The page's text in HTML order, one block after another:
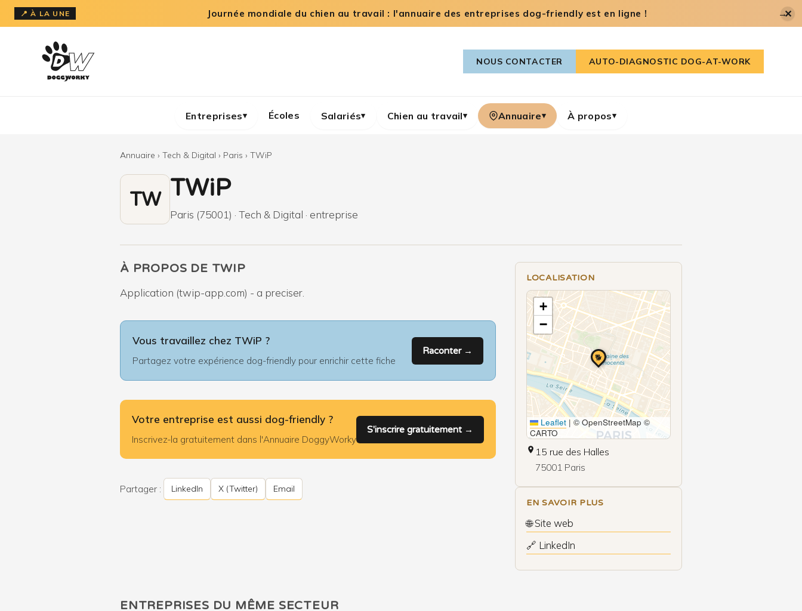
Aller
au
📍 À LA UNE Journée mondiale du chien au travail : l'annuaire des entreprises dog-friendly est en ligne ! →✕
NOUS CONTACTER AUTO-DIAGNOSTIC DOG-AT-WORK
Entreprises▾ Écoles Salariés▾ Chien au travail▾ Annuaire▾ À propos▾
Annuaire › Tech & Digital › Paris › TWiP
TW TWiP
Paris (75001) · Tech & Digital · entreprise
À PROPOS DE TWIP
Application (twip-app.com) - a preciser.
Vous travaillez chez TWiP ?
Partagez votre expérience dog-friendly pour enrichir cette fiche
Raconter →
Votre entreprise est aussi dog-friendly ?
Inscrivez-la gratuitement dans l'Annuaire DoggyWorky
S'inscrire gratuitement →
Partager : LinkedIn X (Twitter) Email
LOCALISATION
🐕
+
−
Leaflet | © OpenStreetMap ©
CARTO
15 rue des Halles
75001 Paris
EN SAVOIR PLUS
🌐 Site web
🔗 LinkedIn
ENTREPRISES DU MÊME SECTEUR